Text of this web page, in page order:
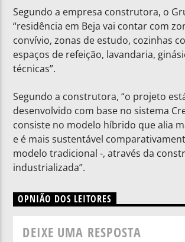
Segundo a empresa construtora, o
“residência em Beja vai contar com
convívio, zonas de estudo, cozinhas
espaços de refeição, lavandaria,
técnicas”.
Segundo a construtora, “o projeto
desenvolvido com base no sistema
consiste no modelo híbrido que alia
e é mais sustentável
modelo tradicional -, através da
industrializada”.
OPNIÃO DOS LEITORES
DEIXE UMA RESPOSTA